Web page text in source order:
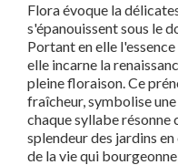
Flora évoque la
s'épanouissent sous le
Portant en elle
elle incarne la
pleine floraison. Ce
fraîcheur, symbolise
chaque syllabe résonne
splendeur des jardins
de la vie qui